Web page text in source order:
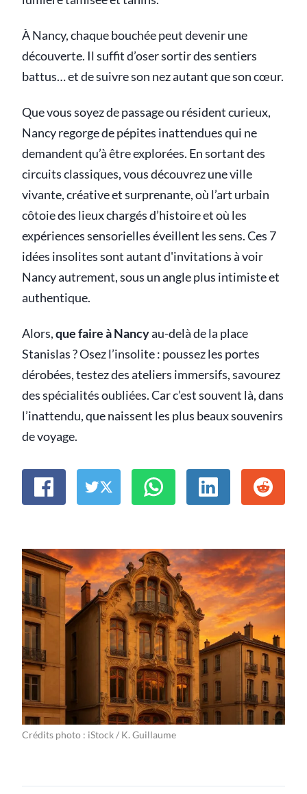
À Nancy, chaque bouchée peut devenir une
découverte. Il suffit d’oser sortir des sentiers
battus… et de suivre son nez autant que son cœur.
Que vous soyez de passage ou résident curieux,
Nancy regorge de pépites inattendues qui ne
demandent qu’à être explorées. En sortant des
circuits classiques, vous découvrez une ville
vivante, créative et surprenante, où l’art urbain
côtoie des lieux chargés d’histoire et où les
expériences sensorielles éveillent les sens. Ces 7
idées insolites sont autant d'invitations à voir
Nancy autrement, sous un angle plus intimiste et
authentique.
Alors,que faire à Nancyau-delà de la place
Stanislas ? Osez l’insolite : poussez les portes
dérobées, testez des ateliers immersifs, savourez
des spécialités oubliées. Car c’est souvent là, dans
l’inattendu, que naissent les plus beaux souvenirs
de voyage.
Crédits photo : iStock / K. Guillaume